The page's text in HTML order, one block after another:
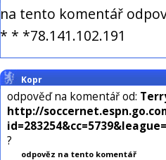
na tento komentář
* * *78.141.102.191
Kopr
odpověď na komentář od:
http://
?
odpověz na tento komentář